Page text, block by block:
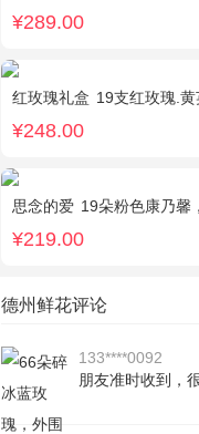
¥289.00
红玫瑰礼盒 19支红玫瑰.
¥248.00
思念的爱 19朵粉色康乃馨
¥219.00
德州鲜花评论
133****0092
朋友准时收到，